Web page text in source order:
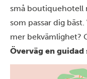
små boutiquehotell
som passar dig
mer bekvämlighet?
Överväg en guidad